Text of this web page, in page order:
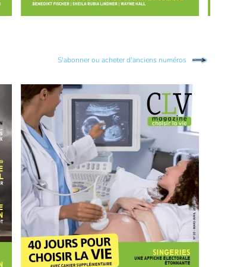
S'abonner ou acheter d'anciens numéros